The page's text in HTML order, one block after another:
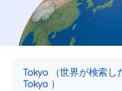
Tokyo （世界が検索し
Tokyo ）